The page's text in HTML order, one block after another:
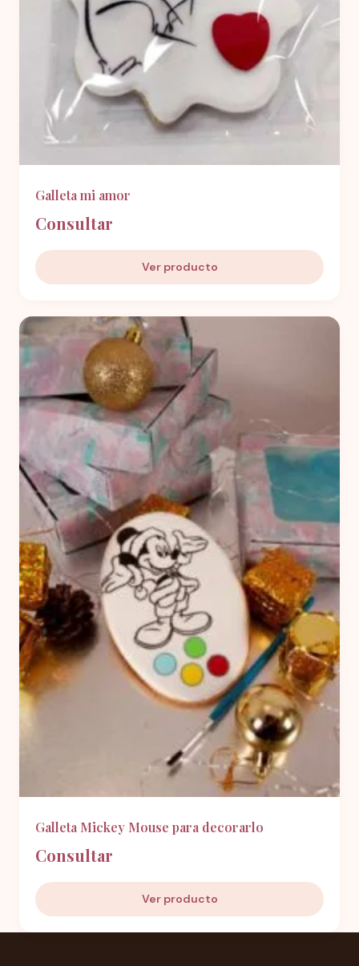
Galleta mi amor
Consultar
Ver producto
Galleta Mickey Mouse para decorarlo
Consultar
Ver producto